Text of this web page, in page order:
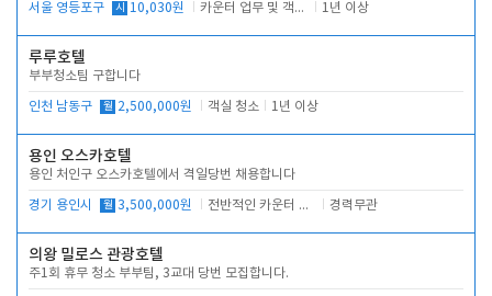
서울 영등포구 시 10,030원 카운터 업무 및 객실관리(청소상태 확인, 객실판매) 1년 이상
루루호텔
부부청소팀 구합니다
인천 남동구 월 2,500,000원 객실 청소 1년 이상
용인 오스카호텔
용인 처인구 오스카호텔에서 격일당번 채용합니다
경기 용인시 월 3,500,000원 전반적인 카운터 업무 경력무관
의왕 밀로스 관광호텔
주1회 휴무 청소 부부팀, 3교대 당번 모집합니다.